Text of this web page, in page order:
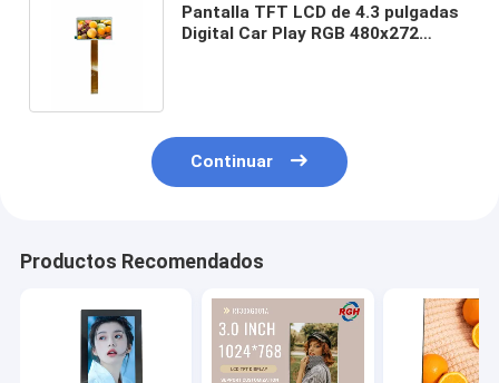
Pantalla TFT LCD de 4.3 pulgadas
Digital Car Play RGB 480x272
Continuar
Productos Recomendados